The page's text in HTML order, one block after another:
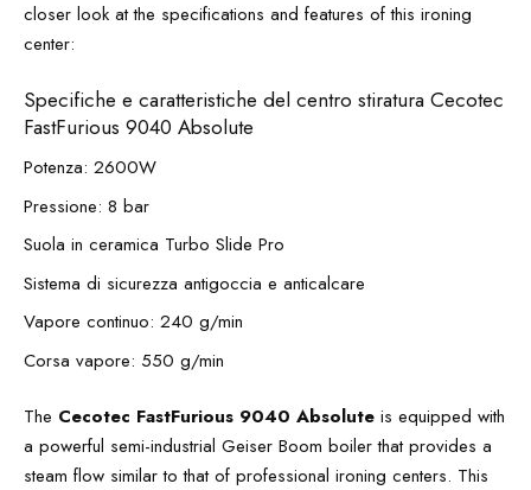
closer look at the specifications and features of this ironing
center:
Specifiche e caratteristiche del centro stiratura Cecotec
FastFurious 9040 Absolute
Potenza: 2600W
Pressione: 8 bar
Suola in ceramica Turbo Slide Pro
Sistema di sicurezza antigoccia e anticalcare
Vapore continuo: 240 g/min
Corsa vapore: 550 g/min
The Cecotec FastFurious 9040 Absolute is equipped with
a powerful semi-industrial Geiser Boom boiler that provides a
steam flow similar to that of professional ironing centers. This